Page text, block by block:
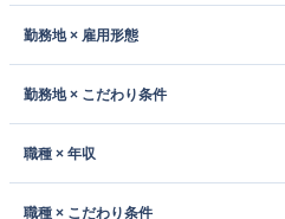
勤務地 × 雇用形態
勤務地 × こだわり条件
職種 × 年収
職種 × こだわり条件